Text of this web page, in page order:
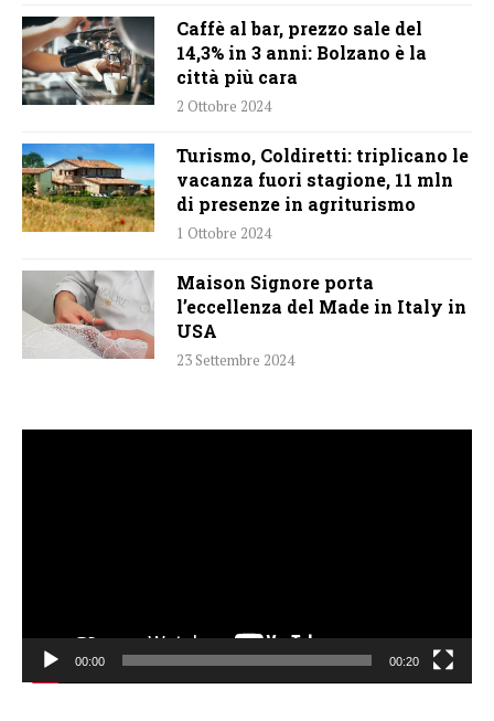
Caffè al bar, prezzo sale del
14,3% in 3 anni: Bolzano è la
città più cara
2 Ottobre 2024
Turismo, Coldiretti: triplicano le
vacanza fuori stagione, 11 mln
di presenze in agriturismo
1 Ottobre 2024
Maison Signore porta
l’eccellenza del Made in Italy in
USA
23 Settembre 2024
00:00 00:20